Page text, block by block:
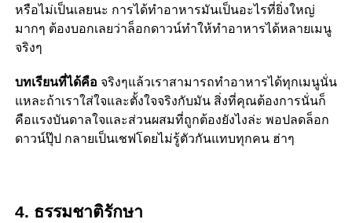
หรือไม่เป็นเลยนะ การได้ทำอาหารมันเป็นอะไรที่ยิ่งใหญ่
มากๆ ต้องบอกเลยว่าล็อกดาวน์ทำให้ทำอาหารได้หลายเมนู
จริงๆ
บทเรียนที่ได้คือ จริงๆแล้วเราสามารถทำอาหารได้ทุกเมนูนั่น
แหละถ้าเราใส่ใจและตั้งใจจริงกับมัน สิ่งที่คุณต้องการนั่นก็
คือแรงบันดาลใจและส่วนผสมที่ถูกต้องยังไงล่ะ พอปลดล็อก
ดาวน์ปุ๊ป กลายเป็นเชฟโดยไม่รู้ตัวกันแทบทุกคน ฮ่าๆ
4. ธรรมชาติรักษา